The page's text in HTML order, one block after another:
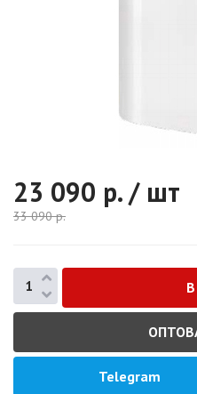
23 090 р. / шт
33 090р.
Telegram